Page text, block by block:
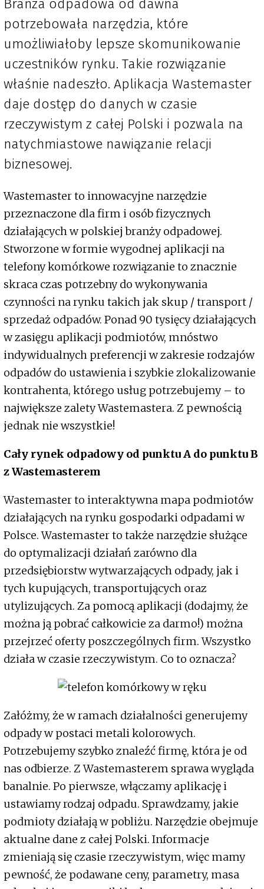
Branża odpadowa od dawna
potrzebowała narzędzia, które
umożliwiałoby lepsze skomunikowanie
uczestników rynku. Takie rozwiązanie
właśnie nadeszło. Aplikacja Wastemaster
daje dostęp do danych w czasie
rzeczywistym z całej Polski i pozwala na
natychmiastowe nawiązanie relacji
biznesowej.
Wastemaster to innowacyjne narzędzie
przeznaczone dla firm i osób fizycznych
działających w polskiej branży odpadowej.
Stworzone w formie wygodnej aplikacji na
telefony komórkowe rozwiązanie to znacznie
skraca czas potrzebny do wykonywania
czynności na rynku takich jak skup / transport /
sprzedaż odpadów. Ponad 90 tysięcy działających
w zasięgu aplikacji podmiotów, mnóstwo
indywidualnych preferencji w zakresie rodzajów
odpadów do ustawienia i szybkie zlokalizowanie
kontrahenta, którego usług potrzebujemy – to
największe zalety Wastemastera. Z pewnością
jednak nie wszystkie!
Cały rynek odpadowy od punktu A do punktu B
z Wastemasterem
Wastemaster to interaktywna mapa podmiotów
działających na rynku gospodarki odpadami w
Polsce. Wastemaster to także narzędzie służące
do optymalizacji działań zarówno dla
przedsiębiorstw wytwarzających odpady, jak i
tych kupujących, transportujących oraz
utylizujących. Za pomocą aplikacji (dodajmy, że
można ją pobrać całkowicie za darmo!) można
przejrzeć oferty poszczególnych firm. Wszystko
działa w czasie rzeczywistym. Co to oznacza?
Załóżmy, że w ramach działalności generujemy
odpady w postaci metali kolorowych.
Potrzebujemy szybko znaleźć firmę, która je od
nas odbierze. Z Wastemasterem sprawa wygląda
banalnie. Po pierwsze, włączamy aplikację i
ustawiamy rodzaj odpadu. Sprawdzamy, jakie
podmioty działają w pobliżu. Narzędzie obejmuje
aktualne dane z całej Polski. Informacje
zmieniają się czasie rzeczywistym, więc mamy
pewność, że podawane ceny, parametry, masa